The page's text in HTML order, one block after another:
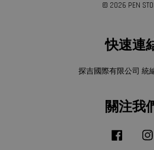
© 2026 PEN
快速連
探吉國際有限公司 統
關注我
Facebook